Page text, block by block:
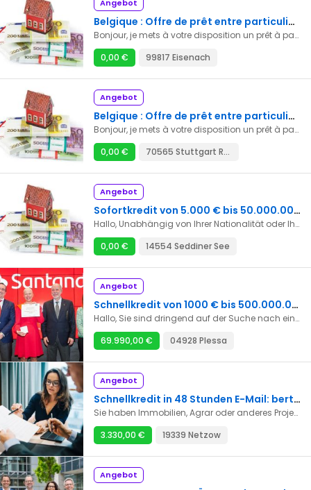
Angebot
Belgique : Offre de prêt entre particuliers Très sérieux et rapide en 72 Heures ( dellenbach.dominique1964@gmail.com )
Bonjour, je mets à votre disposition un prêt à partir de 1000€ à 10 000 000 € à des conditions très simple à toutes personnes pouvant rembourser. Je fais aussi des investissements et des prêts entre particulier de toutes sortes J’offre des crédits à court, moyen et long terme Mail : dellenbach.dominique1964@gmail.com
0,00 €
99817 Eisenach
Angebot
Belgique : Offre de prêt entre particuliers Très sérieux et rapide en 72 Heures ( dellenbach.dominique1964@gmail.com )
Bonjour, je mets à votre disposition un prêt à partir de 1000€ à 10 000 000 € à des conditions très simple à toutes personnes pouvant rembourser. Je fais aussi des investissements et des prêts entre particulier de toutes sortes J’offre des crédits à court, moyen et long terme Mail : dellenbach.dominique1964@gmail.com
0,00 €
70565 Stuttgart Rohr
Angebot
Sofortkredit von 5.000 € bis 50.000.000 € innerhalb von 48 Stunden
Hallo, Unabhängig von Ihrer Nationalität oder Ihrem Wohnort auf der Welt sind wir eine internationale Finanzstruktur in Partnerschaft mit vier großen Banken in Europa und bereit, Ihnen bei der Lösung Ihrer finanziellen Probleme zu helfen. Sie können ein Darlehen in Höhe von 5.000 bis 25.000.000 Euro bei jedem beantragen, der in der Lage ist, es mit einem Zinssatz von 2 % für jeden beantragten Betrag zurückzuzahlen. In diesen Bereichen können wir Ihnen helfen: - Finanzielles Darlehen – Immobilienkredit – Investitionsdarlehen - Autokredit – Konsolidierungsschulden – Kreditrückzahlung - Privat Darlehen -Sie werden aufgezeichnet Wenn Sie wirklich einen Kredit benötigen, kontaktieren Sie uns. Wir stehen Ihnen bei allen finanziellen Notfällen zur Verfügung. Für weitere Informationen kontaktieren Sie uns bitte unter unserer Adresse. E-Mail: schermerbrittaanni@gmail.com
0,00 €
14554 Seddiner See
Angebot
Schnellkredit von 1000 € bis 500.000.000 € in 48 Stunden
Hallo, Sie sind dringend auf der Suche nach einem Kredit. Wir bieten Ihnen schnelle, sehr zuverlässige Kredite mit niedrigen Zinsen. Unsere Bedingungen sind sehr einfach und ohne Protokoll, 100% garantiert. E-Mail: bertaud.gilles1943@gmail.com
69.990,00 €
04928 Plessa
Angebot
Schnellkredit in 48 Stunden E-Mail: bertaud.gilles1943@gmail.com
Sie haben Immobilien, Agrar oder anderes Projekt in der Planung und benötigen für deren Umsetzung finanzielle Unterstützung? Zögern Sie nicht, uns zu kontaktieren! Holen Sie sich das hilfe im Bereich von 5.000 bis 99.000.00000 €. - Die Mindest- und Höchstdauer der Rückzahlungsfrist beträgt 5 bis 30 Jahre - Privatkredite, der jährliche Prozentsatz der Belastung (APR) ist gleich (APR) 02% Repräsentatives Beispiel: Kreditart = Privathilfe (alle Gründe):E-Mail: bertaud.gilles1943@gmail.com
3.330,00 €
19339 Netzow
Angebot